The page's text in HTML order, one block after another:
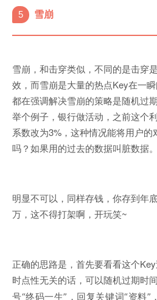
5 雪崩
雪崩，和击穿类似，不同的是击穿
效，而雪崩是大量的热点Key在一
都在强调解决雪崩的策略是随机过
举个例子，银行做活动，之前这个
系数改为3%，这种情况能将用户
吗？如果用的过去的数据叫脏数据。
明显不可以，同样存钱，你存到年
万，这不得打架啊，开玩笑~
正确的思路是，首先要看看这个
时点性无关的话，可以随机过期时间
号“终码一生”，回复关键词“资料”